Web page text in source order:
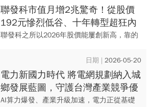
擺出強硬態度，未來這幾天，...
聯發科市值月增2兆驚奇！從股價
192元慘烈低谷、十年轉型超狂內
幕：被戲稱「AI長」蔡明介做對了
聯發科之所以2026年股價能屢創新高，靠的
片的老題材，而是成功打上AI概念，才能迎
來「重新估值」的新格...
2026-05-20
電力新國力時代 將電網規劃納入城
鄉發展藍圖，守護台灣產業競爭優
勢
AI算力爆發、產業升級加速，電力正從基礎